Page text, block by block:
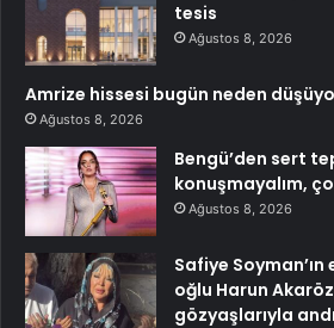
tesis
Ağustos 8, 2026
Amrize hissesi bugün neden
Ağustos 8, 2026
Bengü’den sert
konuşmayalım,
Ağustos 8, 2026
Safiye
oğlu Harun
gözyaşlarıyla andı